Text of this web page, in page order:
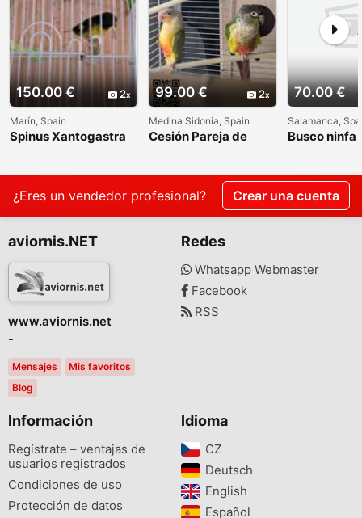
150.00 € 2
Marín, Spain
Spinus Xantogastra
99.00 € 2
Medina Sidonia, Spain
Cesión Pareja de
70.00 €
Salamanca,
Busco ninfa
¿Eres un vendedor profesional? Crear una cuenta
aviornis.NET
www.aviornis.net
-
Mensajes
Mis favoritos
Blog
Redes
Whatsapp Webmaster
Facebook
RSS
Información
Regístrate – ventajas de
usuarios registrados
Condiciones de uso
Protección de datos
Idioma
CZ‎
Deutsch‎
English‎
Español‎